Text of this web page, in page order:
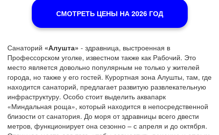
СМОТРЕТЬ ЦЕНЫ НА 2026 ГОД
Санаторий «Алушта» - здравница, выстроенная в
Профессорском уголке, известном также как Рабочий. Это
место является довольно популярным не только у жителей
города, но также у его гостей. Курортная зона Алушты, там, где
находится санаторий, предлагает развитую развлекательную
инфраструктуру. Особо стоит выделить аквапарк
«Миндальная роща», который находится в непосредственной
близости от санатория. До моря от здравницы всего двести
метров, функционирует она сезонно – с апреля и до октября.